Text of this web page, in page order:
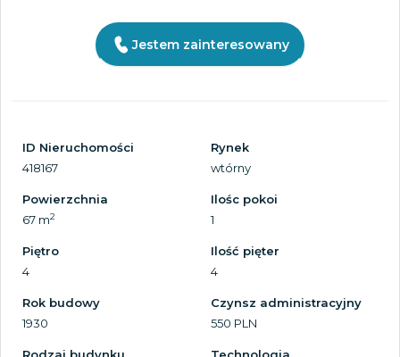
Jestem zainteresowany
ID Nieruchomości
418167
Rynek
wtórny
Powierzchnia
67 m2
Ilośc pokoi
1
Piętro
4
Ilość pięter
4
Rok budowy
1930
Czynsz administracyjny
550 PLN